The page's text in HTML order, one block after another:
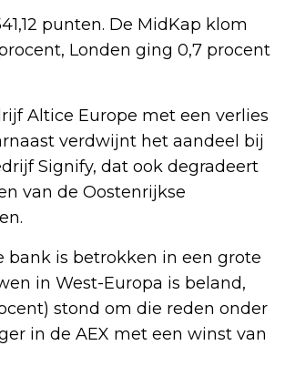
punten. De MidKap klom
Londen ging 0,7 procent
Altice Europe met een verlies
verdwijnt het aandeel bij
Signify, dat ook degradeert
van de Oostenrijkse
bank is betrokken in een grote
in West-Europa is beland,
stond om die reden onder
in de AEX met een winst van